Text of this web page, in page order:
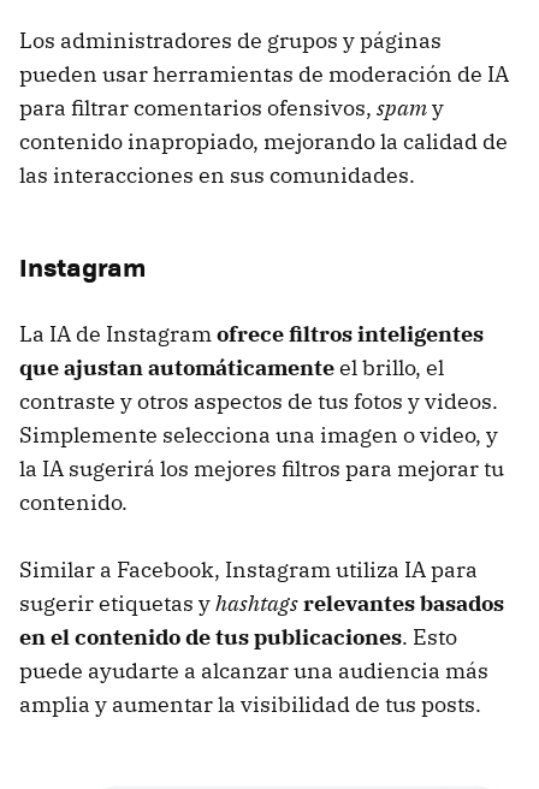
Los administradores de grupos y páginas
pueden usar herramientas de moderación de IA
para filtrar comentarios ofensivos, spamy
contenido inapropiado, mejorando la calidad de
las interacciones en sus comunidades.
Instagram
La IA de Instagramofrece filtros inteligentes
que ajustan automáticamenteel brillo, el
contraste y otros aspectos de tus fotos y videos.
Simplemente selecciona una imagen o video, y
la IA sugerirá los mejores filtros para mejorar tu
contenido.
Similar a Facebook, Instagram utiliza IA para
sugerir etiquetas yhashtagsrelevantes basados
en el contenido de tus publicaciones. Esto
puede ayudarte a alcanzar una audiencia más
amplia y aumentar la visibilidad de tus posts.